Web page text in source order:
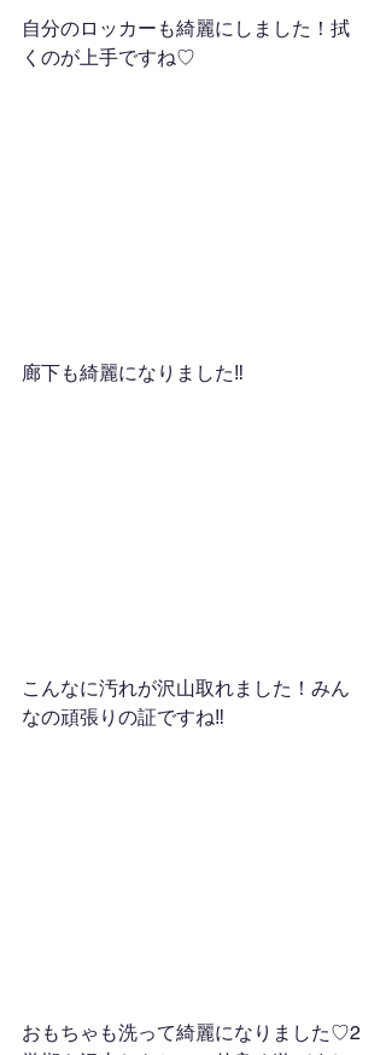
自分のロッカーも綺麗にしました！拭
くのが上手ですね♡
廊下も綺麗になりました‼
こんなに汚れが沢山取れました！みん
なの頑張りの証ですね‼
おもちゃも洗って綺麗になりました♡2